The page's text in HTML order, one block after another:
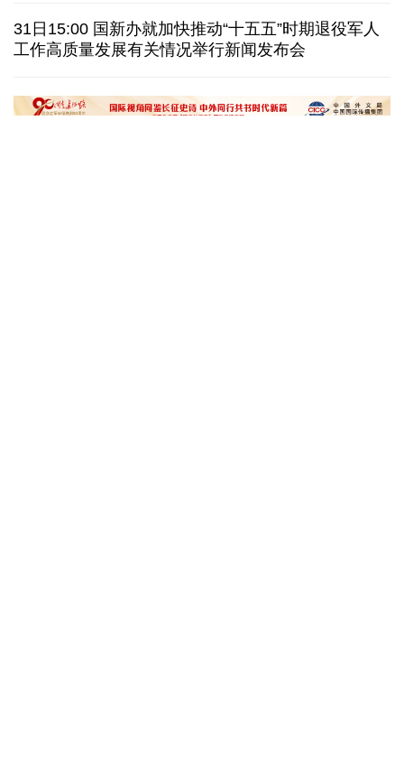
泰国发生校园枪击案 致7人死亡 17人伤 凶手疑自杀
31日15:00 国新办就加快推动“十五五”时期退役军人
工作高质量发展有关情况举行新闻发布会